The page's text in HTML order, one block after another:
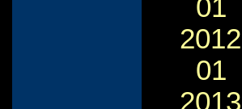
01
2012
01
2013